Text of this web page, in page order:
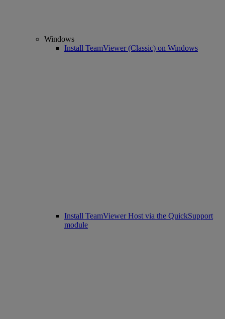
Windows
Install TeamViewer (Classic) on Windows
Install TeamViewer Host via the QuickSupport
module